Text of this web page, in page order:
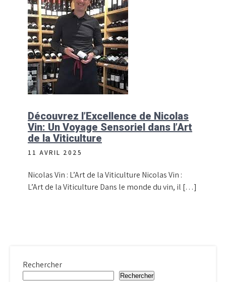
Découvrez l’Excellence de Nicolas
Vin: Un Voyage Sensoriel dans l’Art
de la Viticulture
11 AVRIL 2025
Nicolas Vin : L’Art de la Viticulture Nicolas Vin :
L’Art de la Viticulture Dans le monde du vin, il […]
Rechercher
Rechercher